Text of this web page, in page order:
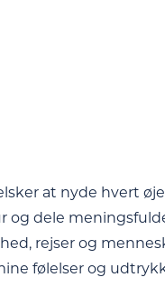
at nyde hvert
dele
rejser og
følelser og